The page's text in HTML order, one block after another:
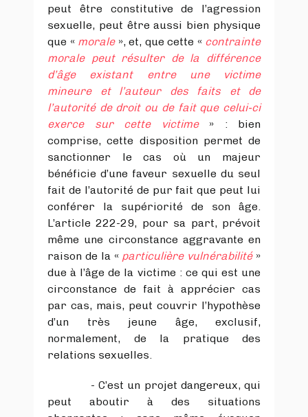
peut être constitutive de l’agression
sexuelle, peut être aussi bien physique
que « morale», et, que cette « contrainte
morale peut résulter de la différence
d’âge existant entre une victime
mineure et l’auteur des faits et de
l’autorité de droit ou de fait que celui-ci
exerce sur cette victime » : bien
comprise, cette disposition permet de
sanctionner le cas où un majeur
bénéficie d’une faveur sexuelle du seul
fait de l’autorité de pur fait que peut lui
conférer la supériorité de son âge.
L’article 222-29, pour sa part, prévoit
même une circonstance aggravante en
raison de la « particulière vulnérabilité»
due à l’âge de la victime : ce qui est une
circonstance de fait à apprécier cas
par cas, mais, peut couvrir l’hypothèse
d’un très jeune âge, exclusif,
normalement, de la pratique des
relations sexuelles.
- C’est un projet dangereux, qui
peut aboutir à des situations